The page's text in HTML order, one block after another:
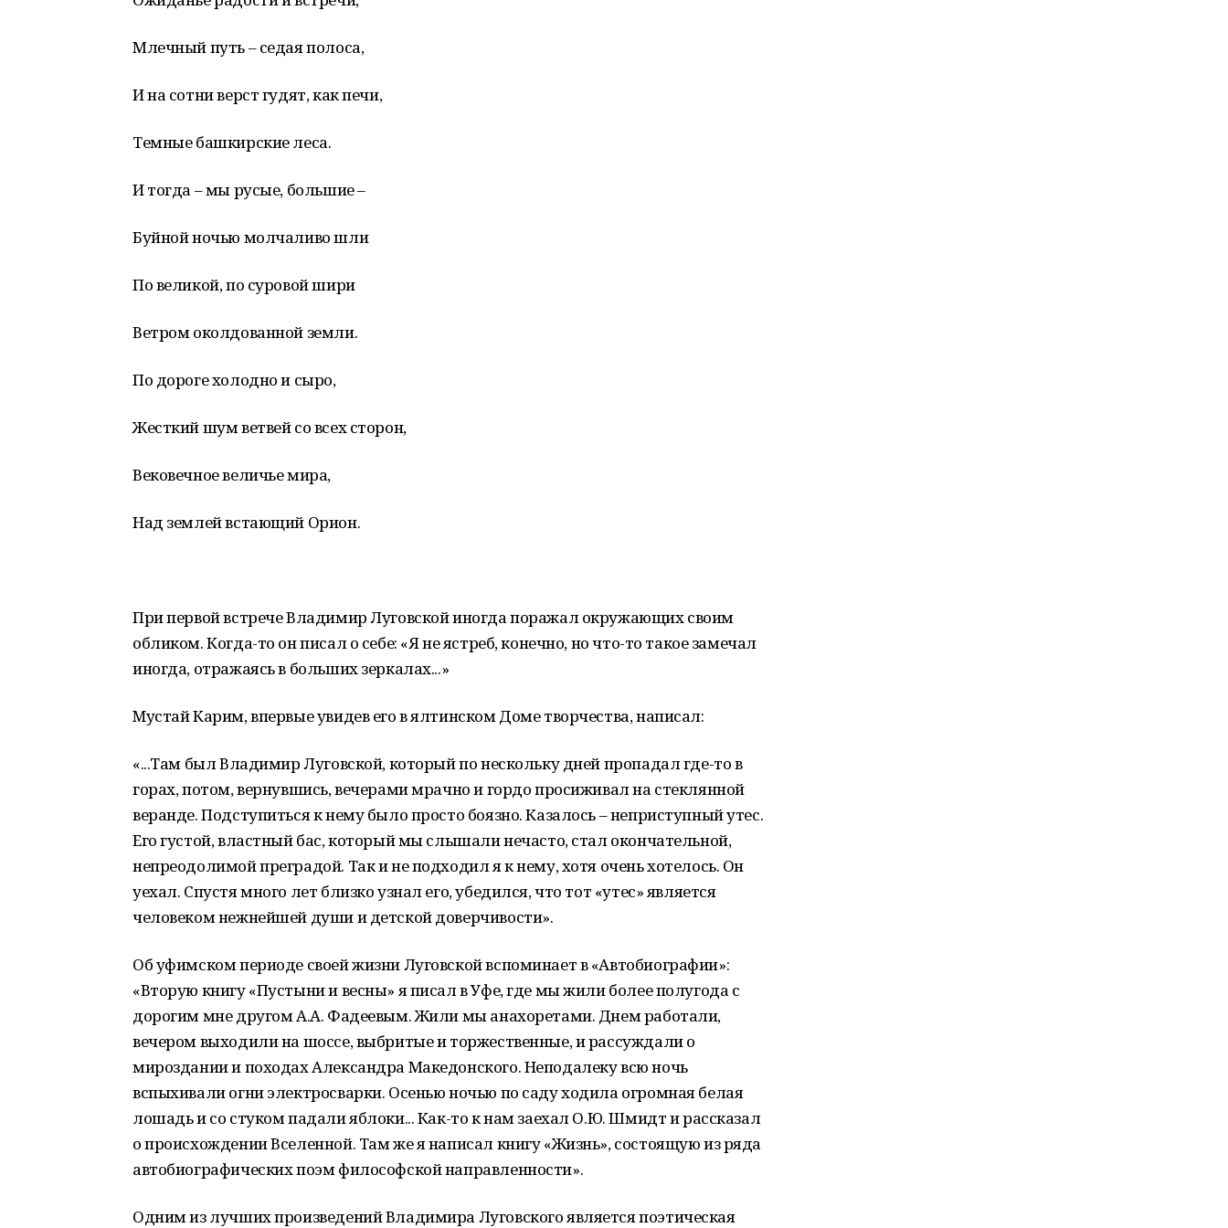
Млечный путь – седая полоса,
И на сотни верст гудят, как печи,
Темные башкирские леса.
И тогда – мы русые, большие –
Буйной ночью молчаливо шли
По великой, по суровой шири
Ветром околдованной земли.
По дороге холодно и сыро,
Жесткий шум ветвей со всех сторон,
Вековечное величье мира,
Над землей встающий Орион.
При первой встрече Владимир Луговской иногда поражал окружающих своим
обликом. Когда-то он писал о себе: «Я не ястреб, конечно, но что-то такое замечал
иногда, отражаясь в больших зеркалах...»
Myстай Карим, впервые увидев его в ялтинском Доме творчества, написал:
«...Там был Владимир Луговской, который по нескольку дней пропадал где-то в
горах, потом, вернувшись, вечерами мрачно и гордо просиживал на стеклянной
веранде. Подступиться к нему было просто боязно. Казалось – неприступный утес.
Его густой, властный бас, который мы слышали нечасто, стал окончательной,
непреодолимой преградой. Так и не подходил я к нему, хотя очень хотелось. Он
уехал. Спустя много лет близко узнал его, убедился, что тот «утес» является
человеком нежнейшей души и детской доверчивости».
Об уфимском периоде своей жизни Луговской вспоминает в «Автобиографии»:
«Вторую книгу «Пустыни и весны» я писал в Уфе, где мы жили более полугода с
дорогим мне другом А.А. Фадеевым. Жили мы анахоретами. Днем работали,
вечером выходили на шоссе, выбритые и торжественные, и рассуждали о
мироздании и походах Александра Македонского. Неподалеку всю ночь
вспыхивали огни электросварки. Осенью ночью по саду ходила огромная белая
лошадь и со стуком падали яблоки... Как-то к нам заехал О.Ю. Шмидт и рассказал
о происхождении Вселенной. Там же я написал книгу «Жизнь», состоящую из ряда
автобиографических поэм философской направленности».
Одним из лучших произведений Владимира Луговского является поэтическая